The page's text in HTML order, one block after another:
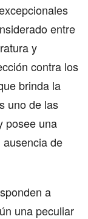
entre
y
contra los
brinda la
uno de las
posee una
ausencia de
a
una peculiar